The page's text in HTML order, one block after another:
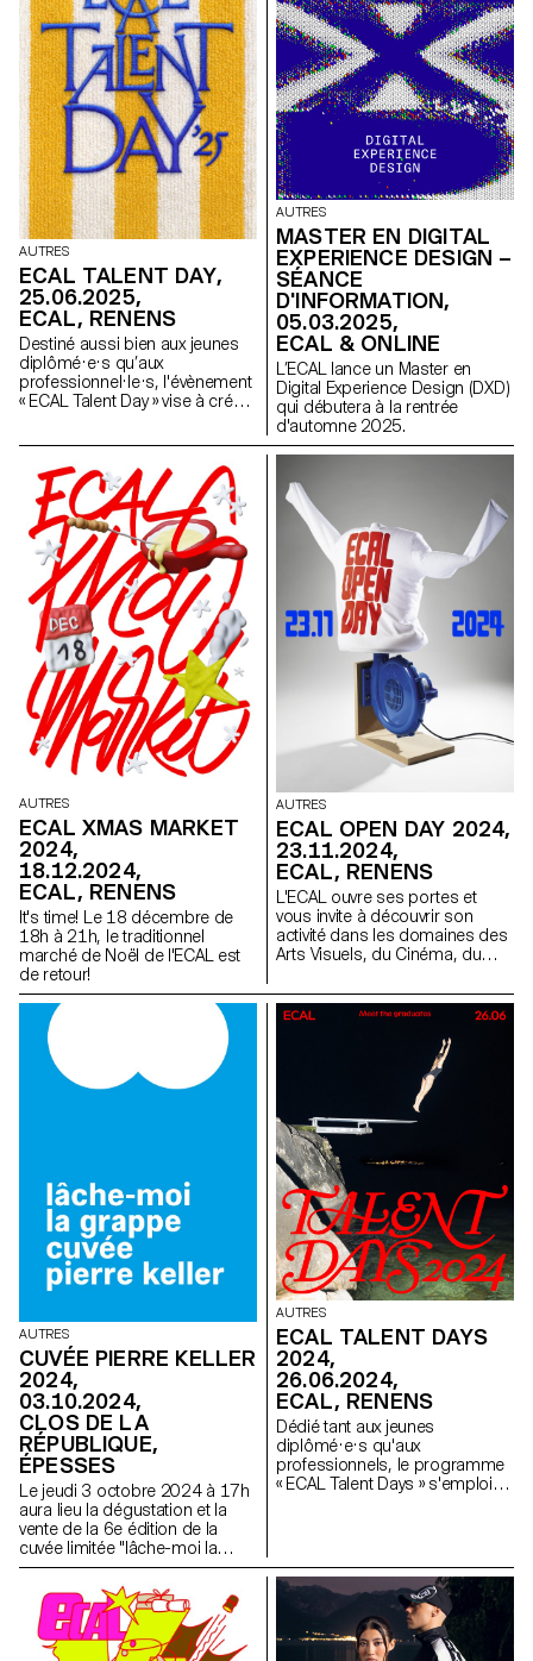
AUTRES
ECAL TALENT DAY,
25.06.2025,
ECAL, RENENS
Destiné aussi bien aux jeunes
diplômé·e·s qu’aux
professionnel·le·s, l'évènement
« ECAL Talent Day » vise à créer
opportunités de rencontres et
de connexions.
AUTRES
MASTER EN DIGITAL
EXPERIENCE DESIGN –
SÉANCE
D'INFORMATION,
05.03.2025,
ECAL & ONLINE
L’ECAL lance un Master en
Digital Experience Design (DXD)
qui débutera à la rentrée
d'automne 2025.
AUTRES
ECAL XMAS MARKET
2024,
18.12.2024,
ECAL, RENENS
It's time! Le 18 décembre de
18h à 21h, le traditionnel
marché de Noël de l'ECAL est
de retour!
AUTRES
ECAL OPEN DAY 2024,
23.11.2024,
ECAL, RENENS
L'ECAL ouvre ses portes et
vous invite à découvrir son
activité dans les domaines des
Arts Visuels, du Cinéma, du
Graphique, du Media &
Interaction Design et de la
AUTRES
CUVÉE PIERRE KELLER
2024,
03.10.2024,
CLOS DE LA
RÉPUBLIQUE,
ÉPESSES
Le jeudi 3 octobre 2024 à 17h
aura lieu la dégustation et la
vente de la 6e édition de la
cuvée limitée "lâche-moi la
grappe".
AUTRES
ECAL TALENT DAYS
2024,
26.06.2024,
ECAL, RENENS
Dédié tant aux jeunes
diplômé·e·s qu'aux
professionnels, le programme
« ECAL Talent Days » s'emploie